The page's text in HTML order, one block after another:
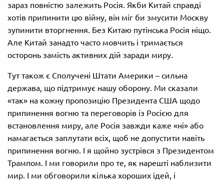
зараз повністю залежить Росія. Якби Китай справді
хотів припинити цю війну, він міг би змусити Москву
зупинити вторгнення. Без Китаю путінська Росія ніщо.
Але Китай занадто часто мовчить і тримається
осторонь замість активних дій заради миру.
Тут також є Сполучені Штати Америки – сильна
держава, що підтримує нашу оборону. Ми сказали
«так» на кожну пропозицію Президента США щодо
припинення вогню та переговорів із Росією для
встановлення миру, але Росія завжди каже «ні» або
намагається заплутати всіх, щоб не допустити навіть
припинення вогню. І я щойно зустрівся з Президентом
Трампом. І ми говорили про те, як нарешті наблизити
мир. І ми обговорили кілька хороших ідей, і